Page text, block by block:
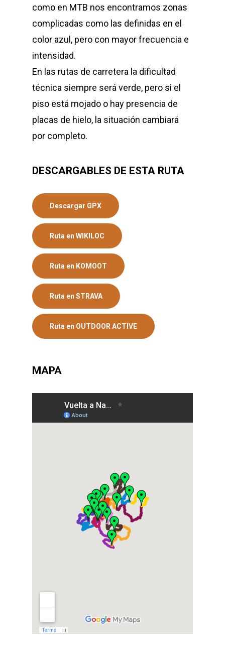
como en MTB nos encontramos zonas
complicadas como las definidas en el
color azul, pero con mayor frecuencia e
intensidad.
En las rutas de carretera la dificultad
técnica siempre será verde, pero si el
piso está mojado o hay presencia de
placas de hielo, la situación cambiará
por completo.
DESCARGABLES DE ESTA RUTA
Descargar GPX
Ruta en WIKILOC
Ruta en KOMOOT
Ruta en STRAVA
Ruta en OUTDOOR ACTIVE
MAPA